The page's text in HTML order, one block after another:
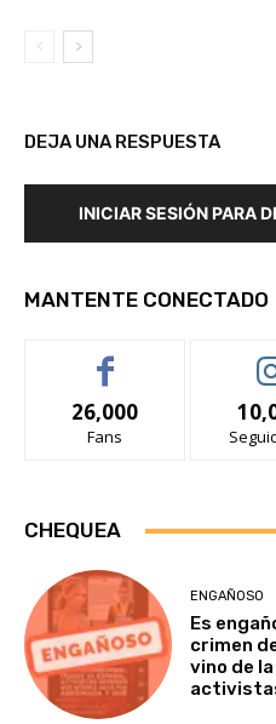
DEJA UNA RESPUESTA
INICIAR SESIÓN PARA
MANTENTE CONECTADO
26,000
Fans
CHEQUEA
ENGAÑOSO
Es
crimen
vino de